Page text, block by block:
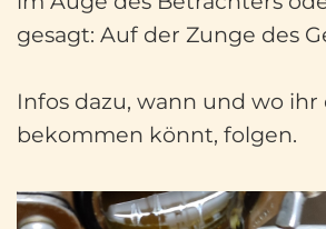
gesagt: Auf der Zunge des
Infos dazu, wann und wo
bekommen könnt, folgen.